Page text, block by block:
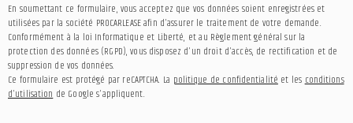
En soumettant ce formulaire, vous acceptez que vos données soient enregistrées et
utilisées par la société PROCARLEASE afin d'assurer le traitement de votre demande.
Conformément à la loi Informatique et Liberté, et au Règlement général sur la
protection des données (RGPD), vous disposez d'un droit d'accès, de rectification et de
suppression de vos données.
Ce formulaire est protégé par reCAPTCHA. La politique de confidentialité et les conditions
d'utilisation de Google s'appliquent.